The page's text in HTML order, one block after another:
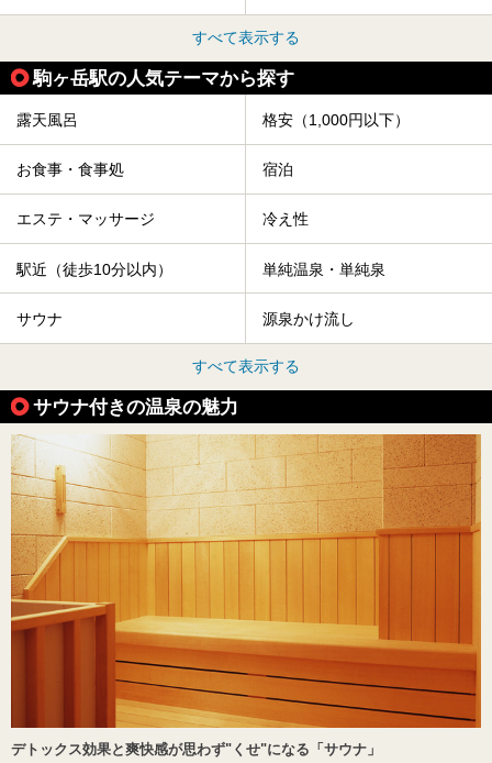
すべて表示する
駒ヶ岳駅の人気テーマから探す
露天風呂 格安（1,000円以下）
お食事・食事処 宿泊
エステ・マッサージ 冷え性
駅近（徒歩10分以内） 単純温泉・単純泉
サウナ 源泉かけ流し
すべて表示する
サウナ付きの温泉の魅力
デトックス効果と爽快感が思わず"くせ"になる「サウナ」